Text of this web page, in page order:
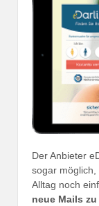
Der Anbieter
sogar möglich,
Alltag noch
neue Mails